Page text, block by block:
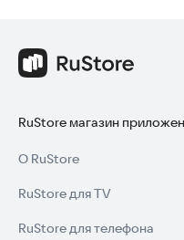
RuStore магазин
О RuStore
RuStore для TV
RuStore для телефона